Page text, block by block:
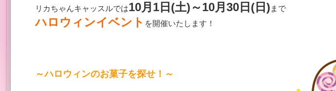
リカちゃんキャッスルでは10月1日(土)～10月30日(日) まで
ハロウィンイベント を開催いたします！
～ハロウィンのお菓子を探せ！～